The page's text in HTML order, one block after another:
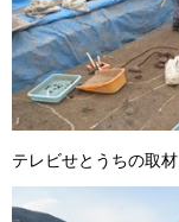
テレビせとうちの取